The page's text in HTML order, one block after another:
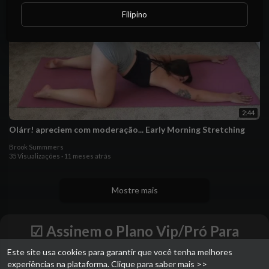
Este site usa cookies para garantir que você tenha melhores
experiências na plataforma.Clique para saber mais >>
2:44
Olárr! apreciem com moderação... Early Morning Stretching
Brook Summmers
35 Visualizações · 11 meses atrás
Mostre mais
☑ Assinem o Plano Vip/Pró Para
Faturarem & Assistirem aos Vídeos
Completos - Sem Cortes - Sem
Filipino